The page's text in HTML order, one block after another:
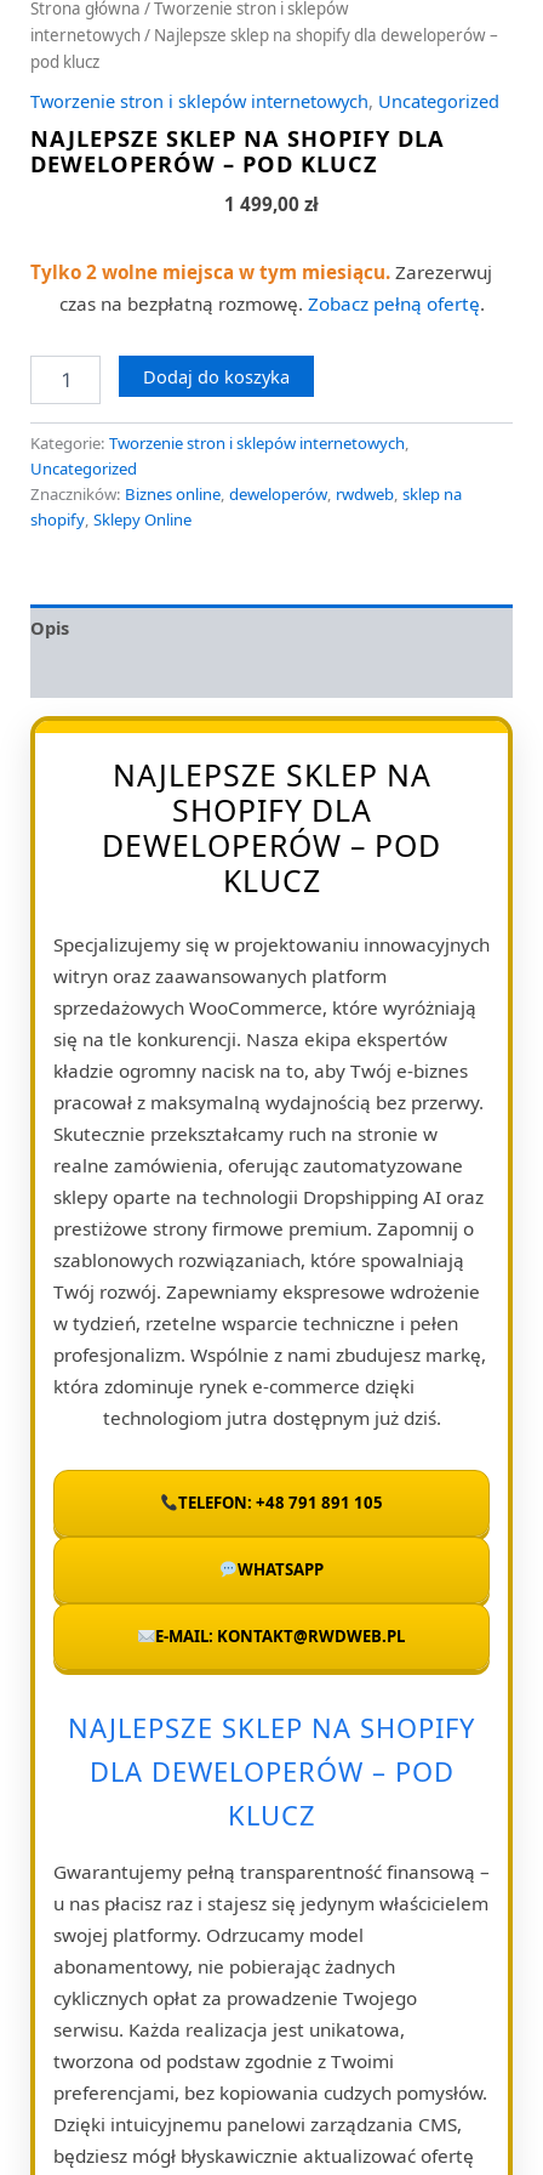
Strona główna /Tworzenie stron i sklepów
internetowych/ Najlepsze sklep na shopify dla deweloperów –
pod klucz
Tworzenie stron i sklepów internetowych, Uncategorized
NAJLEPSZE SKLEP NA SHOPIFY DLA
DEWELOPERÓW – POD KLUCZ
1 499,00 zł
Tylko 2 wolne miejsca w tym miesiącu. Zarezerwuj
czas na bezpłatną rozmowę. Zobacz pełną ofertę.
Dodaj do koszyka
Kategorie: Tworzenie stron i sklepów internetowych,
Uncategorized
Znaczników: Biznes online, deweloperów, rwdweb, sklep na
shopify, Sklepy Online
Opis
NAJLEPSZE SKLEP NA
SHOPIFY DLA
DEWELOPERÓW – POD
KLUCZ
Specjalizujemy się w projektowaniu innowacyjnych
witryn oraz zaawansowanych platform
sprzedażowych WooCommerce, które wyróżniają
się na tle konkurencji. Nasza ekipa ekspertów
kładzie ogromny nacisk na to, aby Twój e-biznes
pracował z maksymalną wydajnością bez przerwy.
Skutecznie przekształcamy ruch na stronie w
realne zamówienia, oferując zautomatyzowane
sklepy oparte na technologii Dropshipping AI oraz
prestiżowe strony firmowe premium. Zapomnij o
szablonowych rozwiązaniach, które spowalniają
Twój rozwój. Zapewniamy ekspresowe wdrożenie
w tydzień, rzetelne wsparcie techniczne i pełen
profesjonalizm. Wspólnie z nami zbudujesz markę,
która zdominuje rynek e-commerce dzięki
technologiom jutra dostępnym już dziś.
TELEFON: +48 791 891 105
WHATSAPP
E-MAIL: KONTAKT@RWDWEB.PL
NAJLEPSZE SKLEP NA SHOPIFY
DLA DEWELOPERÓW – POD
KLUCZ
Gwarantujemy pełną transparentność finansową –
u nas płacisz raz i stajesz się jedynym właścicielem
swojej platformy. Odrzucamy model
abonamentowy, nie pobierając żadnych
cyklicznych opłat za prowadzenie Twojego
serwisu. Każda realizacja jest unikatowa,
tworzona od podstaw zgodnie z Twoimi
preferencjami, bez kopiowania cudzych pomysłów.
Dzięki intuicyjnemu panelowi zarządzania CMS,
będziesz mógł błyskawicznie aktualizować ofertę